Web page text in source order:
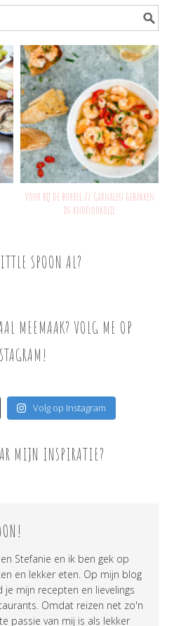
Voor bij de borrel // Garnalen gebakken
in knoflookolie
SPOON AL?
MEEMAAK? VOLG ME OP
Volg op Instagram
MIJN INSPIRATIE?
Stefanie en ik ben gek op
en lekker eten. Op mijn blog
je mijn recepten en lievelings
Omdat reizen net zo'n
passie van mij is als lekker